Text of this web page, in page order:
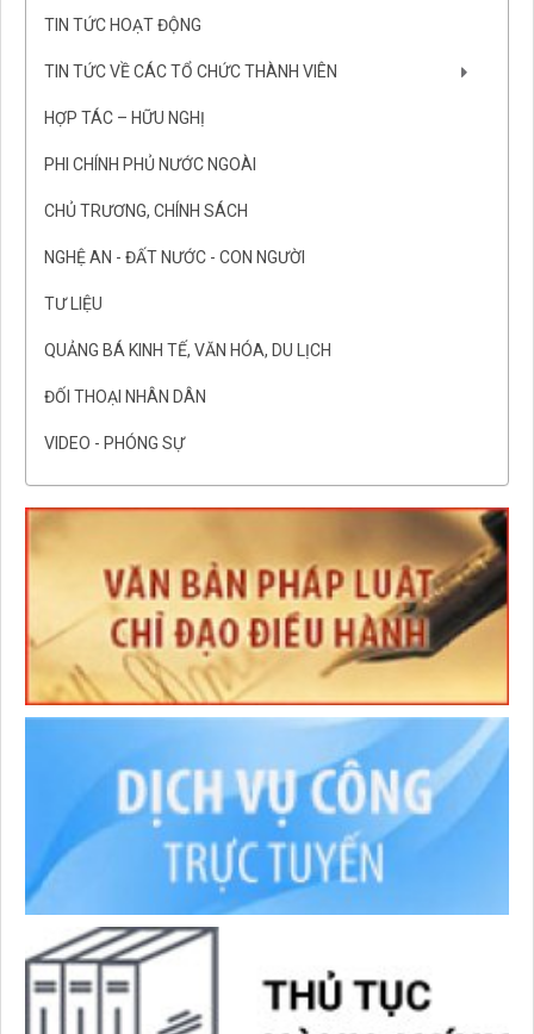
TIN TỨC HOẠT ĐỘNG
TIN TỨC VỀ CÁC TỔ CHỨC THÀNH VIÊN
HỢP TÁC – HỮU NGHỊ
PHI CHÍNH PHỦ NƯỚC NGOÀI
CHỦ TRƯƠNG, CHÍNH SÁCH
NGHỆ AN - ĐẤT NƯỚC - CON NGƯỜI
TƯ LIỆU
QUẢNG BÁ KINH TẾ, VĂN HÓA, DU LỊCH
ĐỐI THOẠI NHÂN DÂN
VIDEO - PHÓNG SỰ